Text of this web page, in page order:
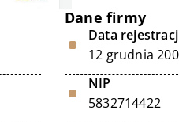
Dane firmy
Data
12 grudnia
NIP
5832714422